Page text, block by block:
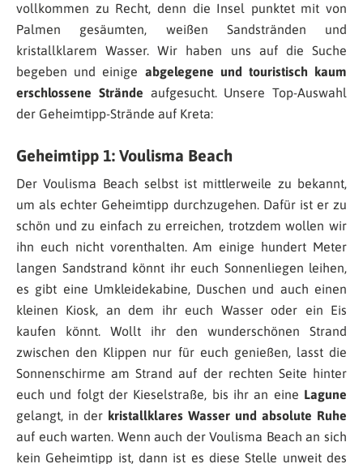
vollkommen zu Recht, denn die Insel punktet mit von
Palmen gesäumten, weißen Sandstränden und
kristallklarem Wasser. Wir haben uns auf die Suche
begeben und einige abgelegene und touristisch kaum
erschlossene Strände aufgesucht. Unsere Top-Auswahl
der Geheimtipp-Strände auf Kreta:
Geheimtipp 1: Voulisma Beach
Der Voulisma Beach selbst ist mittlerweile zu bekannt,
um als echter Geheimtipp durchzugehen. Dafür ist er zu
schön und zu einfach zu erreichen, trotzdem wollen wir
ihn euch nicht vorenthalten. Am einige hundert Meter
langen Sandstrand könnt ihr euch Sonnenliegen leihen,
es gibt eine Umkleidekabine, Duschen und auch einen
kleinen Kiosk, an dem ihr euch Wasser oder ein Eis
kaufen könnt. Wollt ihr den wunderschönen Strand
zwischen den Klippen nur für euch genießen, lasst die
Sonnenschirme am Strand auf der rechten Seite hinter
euch und folgt der Kieselstraße, bis ihr an eine Lagune
gelangt, in der kristallklares Wasser und absolute Ruhe
auf euch warten. Wenn auch der Voulisma Beach an sich
kein Geheimtipp ist, dann ist es diese Stelle unweit des